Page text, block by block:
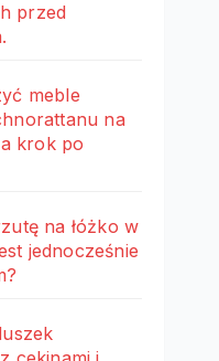
przed
meble
na
krok po
na łóżko w
jednocześnie